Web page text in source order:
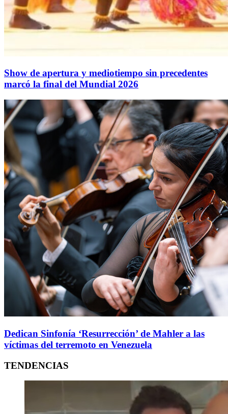
Show de apertura y mediotiempo sin precedentes
marcó la final del Mundial 2026
Dedican Sinfonía ‘Resurrección’ de Mahler a las
víctimas del terremoto en Venezuela
TENDENCIAS